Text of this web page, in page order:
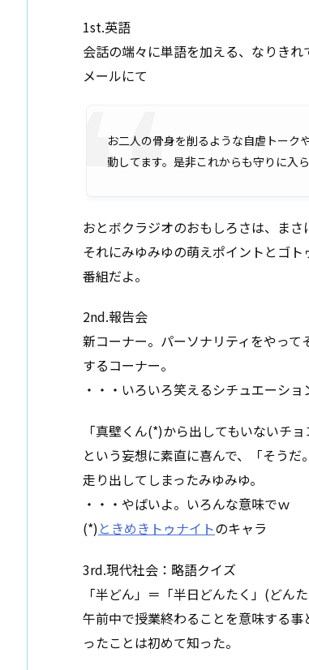
1st.英語
会話の端々に単語を加える、なりき
メールにて
お二人の骨身を削るような自虐トーク
動してます。是非これからも守りに入
おとボクラジオのおもしろさは、まさ
それにみゆみゆの萌えポイントとゴ
番組だよ。
2nd.報告会
新コーナー。パーソナリティをやっ
するコーナー。
・・・いろいろ笑えるシチュエーシ
「真壁くん(*)から出してもいないチ
という妄想に素直に喜んで、「そう
走り出してしまったみゆみゆ。
・・・やばいよ。いろんな意味でｗ
(*)ときめきトゥナイトのキャラ
3rd.現代社会：略語クイズ
「半どん」＝「半日どんたく」(どん
午前中で授業終わることを意味する
ったことは初めて知った。